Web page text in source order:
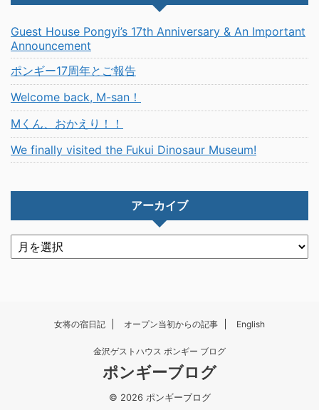
Guest House Pongyi’s 17th Anniversary & An Important
Announcement
ポンギー17周年とご報告
Welcome back, M-san！
Mくん、おかえり！！
We finally visited the Fukui Dinosaur Museum!
アーカイブ
女将の宿日記 オープン当初からの記事 English
金沢ゲストハウス ポンギー ブログ
ポンギーブログ
© 2026 ポンギーブログ